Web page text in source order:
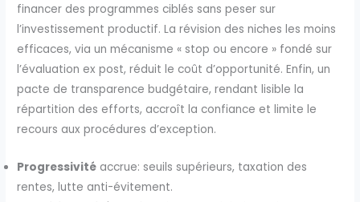
financer des programmes ciblés sans peser sur
l’investissement productif. La révision des niches les moins
efficaces, via un mécanisme « stop ou encore » fondé sur
l’évaluation ex post, réduit le coût d’opportunité. Enfin, un
pacte de transparence budgétaire, rendant lisible la
répartition des efforts, accroît la confiance et limite le
recours aux procédures d’exception.
Progressivité accrue: seuils supérieurs, taxation des
rentes, lutte anti-évitement.